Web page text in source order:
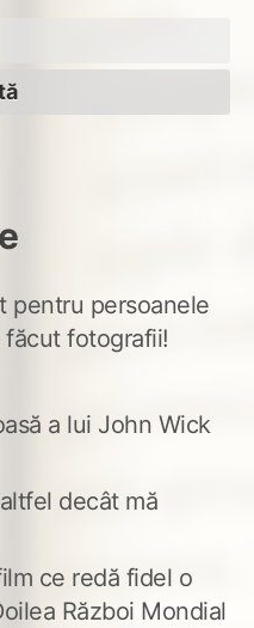
pentru persoanele
făcut fotografii!
a lui John Wick
decât mă
ce redă fidel o
Război Mondial